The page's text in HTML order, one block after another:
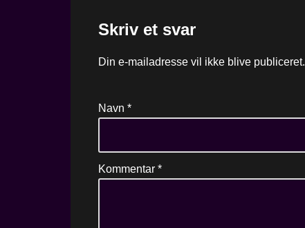
Skriv et svar
Din e-mailadresse vil ikke blive publiceret.
Navn *
Kommentar *